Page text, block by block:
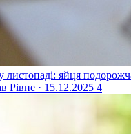
листопаді: яйця
Рівне · 15.12.2025 4